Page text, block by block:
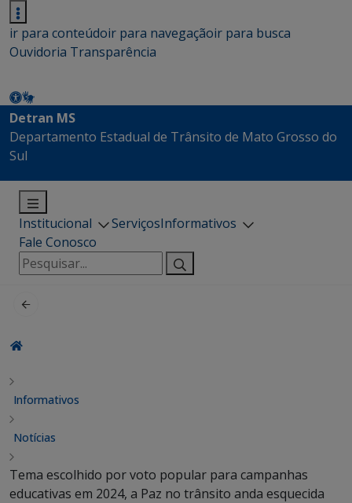
ir para conteúdoir para navegaçãoir para busca
Ouvidoria Transparência
Detran MS
Departamento Estadual de Trânsito de Mato Grosso do
Sul
Institucional ServiçosInformativos
Fale Conosco
Pesquisar
por:
Informativos
Notícias
Tema escolhido por voto popular para campanhas
educativas em 2024, a Paz no trânsito anda esquecida